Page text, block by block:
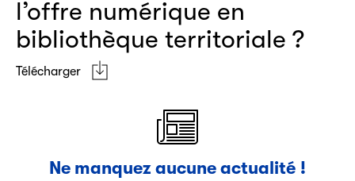
l’offre numérique en
bibliothèque territoriale ?
Télécharger
Ne manquez aucune actualité !
Les petits champions de la lecture
Le jeu de lecture à voix haute gratuit et ouvert à tous les